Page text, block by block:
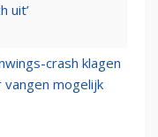
uit’
crash klagen
vangen mogelijk